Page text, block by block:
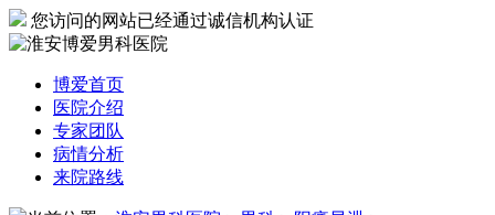
您访问的网站已经通过诚信机构认证
博爱首页
医院介绍
专家团队
病情分析
来院路线